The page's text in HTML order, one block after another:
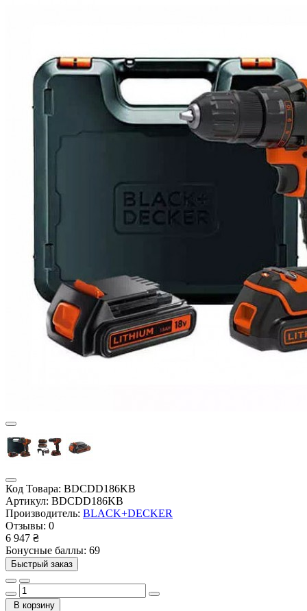
Код Товара: BDCDD186KB
Артикул: BDCDD186KB
Производитель: BLACK+DECKER
Отзывы: 0
6 947 ₴
Бонусные баллы: 69
Быстрый заказ
В корзину